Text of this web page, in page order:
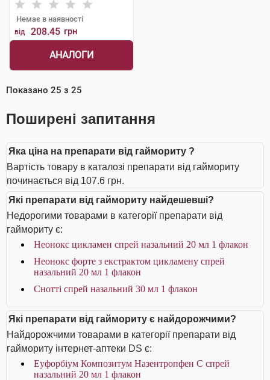
Немає в наявності
від 208.45 грн
АНАЛОГИ
Показано 25 з 25
Поширені запитання
Яка ціна на препарати від гаймориту ?
Вартість товару в каталозі препарати від гаймориту
починається від 107.6 грн.
Які препарати від гаймориту найдешевші?
Недорогими товарами в категорії препарати від
гаймориту є:
Неонокс цикламен спрей назальний 20 мл 1 флакон
Неонокс форте з екстрактом цикламену спрей
назальний 20 мл 1 флакон
Снотті спрей назальний 30 мл 1 флакон
Які препарати від гаймориту є найдорожчими?
Найдорожчими товарами в категорії препарати від
гаймориту інтернет-аптеки DS є:
Еуфорбіум Композитум Назентропфен С спрей
назальний 20 мл 1 флакон